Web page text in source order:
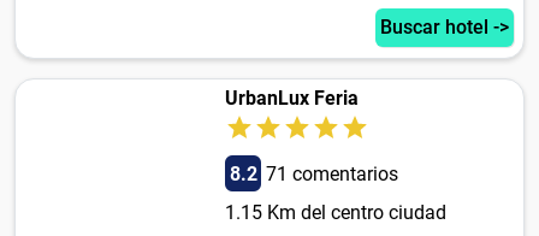
Buscar hotel ->
UrbanLux Feria
8.2 71 comentarios
1.15 Km del centro ciudad